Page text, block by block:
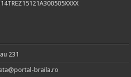
231
braila.ro